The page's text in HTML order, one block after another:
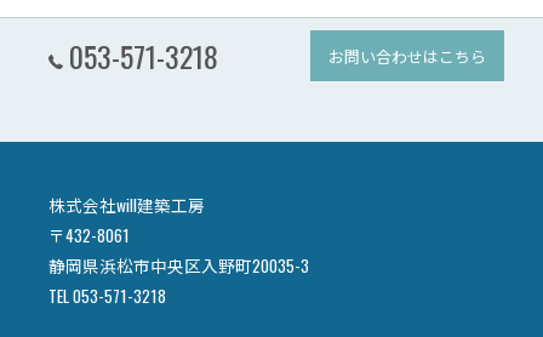
053-571-3218 お問い合わせはこちら
株式会社will建築工房
〒432-8061
静岡県浜松市中央区入野町20035-3
TEL 053-571-3218